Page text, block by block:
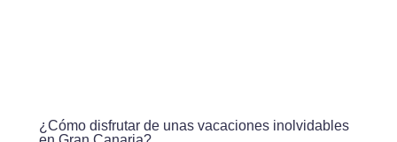
¿Cómo disfrutar de unas vacaciones inolvidables